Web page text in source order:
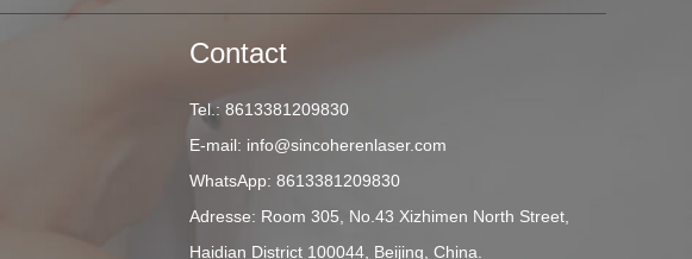
Contact
Tel.: 8613381209830
E-mail: info@sincoherenlaser.com
WhatsApp: 8613381209830
Adresse: Room 305, No.43 Xizhimen North Street,
Haidian District 100044, Beijing, China.